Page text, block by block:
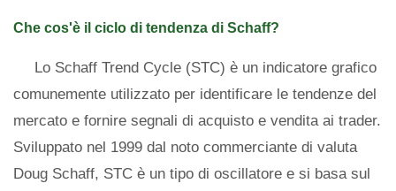
Che cos'è il ciclo di tendenza di Schaff?
Lo Schaff Trend Cycle (STC) è un indicatore grafico
comunemente utilizzato per identificare le tendenze del
mercato e fornire segnali di acquisto e vendita ai trader.
Sviluppato nel 1999 dal noto commerciante di valuta
Doug Schaff, STC è un tipo di oscillatore e si basa sul